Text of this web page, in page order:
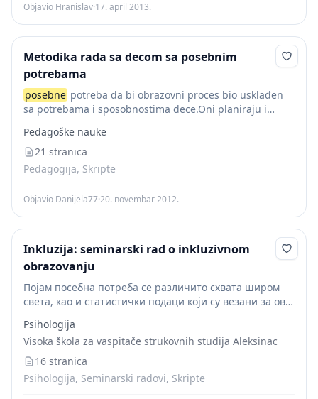
Objavio Hranislav·17. april 2013.
Metodika rada sa decom sa posebnim
potrebama
posebne potreba da bi obrazovni proces bio usklađen
sa potrebama i sposobnostima dece.Oni planiraju i
službama iz lokalne zajednice;razvijaju odnose sa
članovima porodica...
Pedagoške nauke
21 stranica
Pedagogija, Skripte
Objavio Danijela77·20. novembar 2012.
Inkluzija: seminarski rad o inkluzivnom
obrazovanju
Појам посебна потреба се различито схвата широм
света, као и статистички подаци који су везани за овај
прикупљани у различите сврхе...
Psihologija
Visoka škola za vaspitače strukovnih studija Aleksinac
16 stranica
Psihologija, Seminarski radovi, Skripte